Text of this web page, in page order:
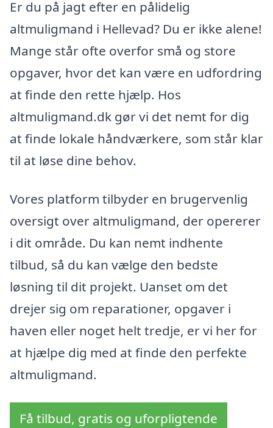
Er du på jagt efter en pålidelig
altmuligmand i Hellevad? Du er ikke alene!
Mange står ofte overfor små og store
opgaver, hvor det kan være en udfordring
at finde den rette hjælp. Hos
altmuligmand.dk gør vi det nemt for dig
at finde lokale håndværkere, som står klar
til at løse dine behov.
Vores platform tilbyder en brugervenlig
oversigt over altmuligmand, der opererer
i dit område. Du kan nemt indhente
tilbud, så du kan vælge den bedste
løsning til dit projekt. Uanset om det
drejer sig om reparationer, opgaver i
haven eller noget helt tredje, er vi her for
at hjælpe dig med at finde den perfekte
altmuligmand.
Få tilbud, gratis og uforpligtende